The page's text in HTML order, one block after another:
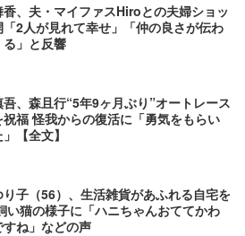
香、夫・マイファスHiroとの夫婦ショッ
「2人が見れて幸せ」「仲の良さが伝わ
る」と反響
、森且行“5年9ヶ月ぶり”オートレース
福 怪我からの復活に「勇気をもらい
【全文】
り子（56）、生活雑貨があふれる自宅を
い猫の様子に「ハニちゃんおててかわ
すね」などの声